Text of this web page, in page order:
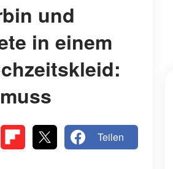
und
in einem
Teilen